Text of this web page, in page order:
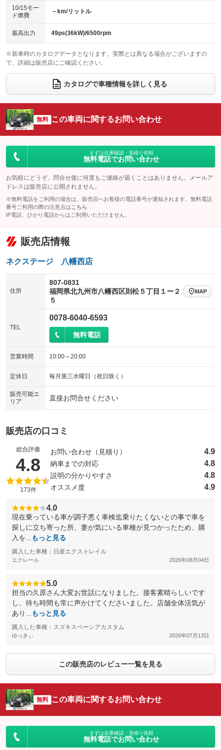
ベンチシート
：装備あり
チップアップシート
：装備なし
電動格納サードシート
：装備なし シートヒーター
：装備なし
ウォークスルー
電動リアゲート フロントカメラ
：装備なし
シートエアコン
：装備なし 全周囲カメラ
：装備あり
サイドカメラ
：装備なし ルーフレール
：装備なし
エアサスペンション ヘッドライトウォッシャー
10/15モー
ド燃費
－km/リットル
最高出力 49ps(36kW)/6500rpm
※新車時のカタログデータとなります。実際とは異なる場合がございますの
で、詳細は販売店にご確認ください。
カタログで車種情報を詳しく見る
無料 この車両に関するお問い合わせ
まずは在庫確認・見積り依頼
無料電話でお問い合わせ
お気軽にどうぞ。問合せ後に何度もご連絡が届くことはありません。メールア
ドレスは販売店に公開されません。
※無料電話をご利用の場合は、販売店へお客様の電話番号が通知されます。無料電話
番号ご利用の際の注意点は こちら
IP電話、ひかり電話からはご利用いただけません。
販売店情報
ネクステージ 八幡西店
住所
807-0831
福岡県北九州市八幡西区則松５丁目１ー２
５
MAP
TEL
0078-6040-6593
無料電話
営業時間 10:00～20:00
定休日 毎月第三水曜日（祝日除く）
販売可能エ
リア
直接お問合せください
販売店の口コミ
総合評価
4.8 （5点満点中）
173件
お問い合わせ（見積り） 4.9
納車までの対応 4.8
説明の分かりやすさ 4.8
オススメ度 4.9
4.0
現在乗っている車が調子悪く車検迄乗りたくないとの事で車を
探しに立ち寄った所、妻が気にいる車種が見つかったため、購
入を...
もっと見る
購入した車種：日産エクストレイル
エクレール 2026年08月04日
5.0
担当の久原さん大変お世話になりました。接客素晴らしいです
し、待ち時間も常に声かけてくださいました。店舗全体活気が
あり...
もっと見る
購入した車種：スズキスペーシアカスタム
ゆっきぃ 2026年07月13日
この販売店のレビュー一覧を見る
無料 この車両に関するお問い合わせ
まずは在庫確認・見積り依頼
無料電話でお問い合わせ